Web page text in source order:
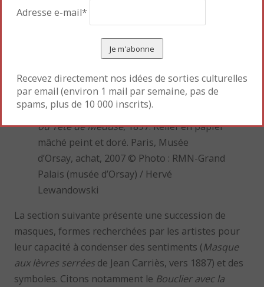
Arnold Böcklin , Bouclier avec le visage de
Méduse
ou Tête de Méduse, 1897. Relief en papier
mâché peint et doré. Paris, Musée
d’Orsay, achat, 2007 © Photo : RMN-Grand
Palais (musée d’Orsay) / Hervé
Lewandowski
La section suivante présente une succession de
masques, formes recherchées par les artistes pour
leur capacité à condenser des sentiments (Masque
aux lèvres serrées de Jean Carriès, vers 1887) et des
symboles. Citons notamment le Bouclier avec la
Adresse e-mail*
Recevez directement nos idées de sorties culturelles
par email (environ 1 mail par semaine, pas de
spams, plus de 10 000 inscrits).